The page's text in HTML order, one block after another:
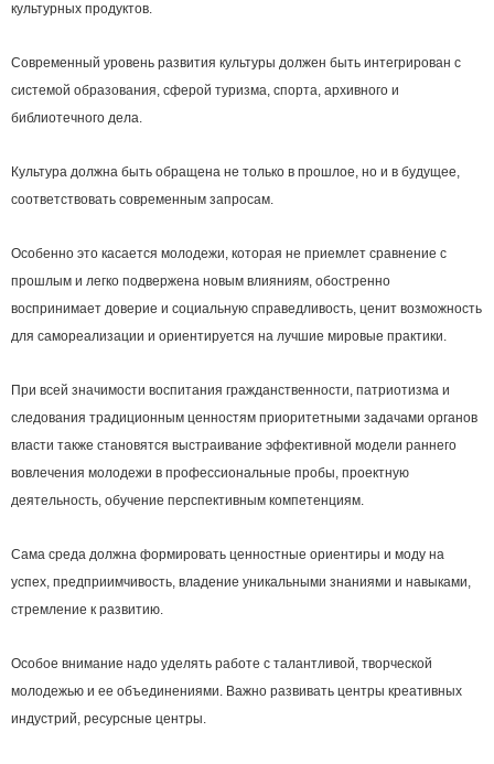
культурных продуктов.
Современный уровень развития культуры должен быть интегрирован с
системой образования, сферой туризма, спорта, архивного и
библиотечного дела.
Культура должна быть обращена не только в прошлое, но и в будущее,
соответствовать современным запросам.
Особенно это касается молодежи, которая не приемлет сравнение с
прошлым и легко подвержена новым влияниям, обостренно
воспринимает доверие и социальную справедливость, ценит возможность
для самореализации и ориентируется на лучшие мировые практики.
При всей значимости воспитания гражданственности, патриотизма и
следования традиционным ценностям приоритетными задачами органов
власти также становятся выстраивание эффективной модели раннего
вовлечения молодежи в профессиональные пробы, проектную
деятельность, обучение перспективным компетенциям.
Сама среда должна формировать ценностные ориентиры и моду на
успех, предприимчивость, владение уникальными знаниями и навыками,
стремление к развитию.
Особое внимание надо уделять работе с талантливой, творческой
молодежью и ее объединениями. Важно развивать центры креативных
индустрий, ресурсные центры.